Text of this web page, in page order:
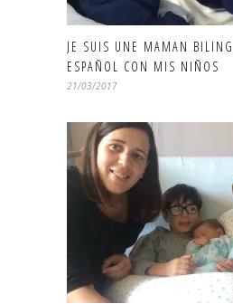
JE SUIS UNE MAMAN
ESPAÑOL CON MIS NIÑOS
21/03/2017